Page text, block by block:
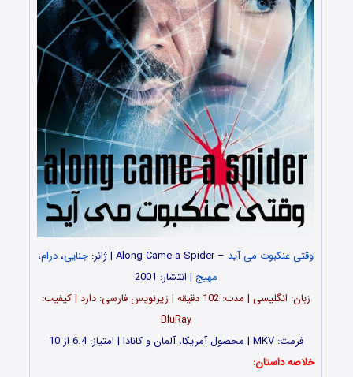
وقتی عنکبوت می آید – Along Came a Spider | ژانر: جنایی، درام،
مهیج | انتشار: 2001
زبان: انگلیسی | مدت: 102 دقیقه | زیرنویس فارسی: دارد | کیفیت:
BluRay
فرمت: MKV | محصول آمریکا، آلمان و کانادا | امتیاز: 6.4 از 10
خلاصه داستان: